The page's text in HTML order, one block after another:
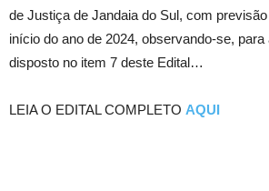
de Justiça de Jandaia do Sul, com
início do ano de 2024, observando-se,
disposto no item 7 deste Edital…
LEIA O EDITAL COMPLETO AQUI